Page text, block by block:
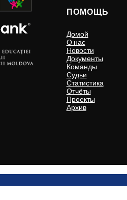
ПОМОЩЬ
Домой
О нас
Новости
Документы
Команды
Судьи
Статистика
Отчёты
Проекты
Архив